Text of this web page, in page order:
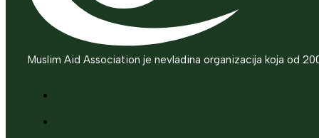
Muslim Aid Association je nevladina organizacija koja od